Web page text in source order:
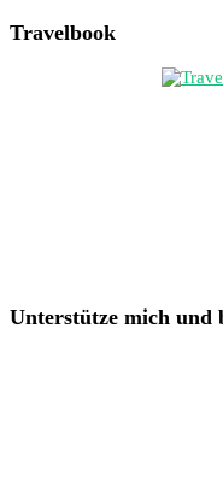
Travelbook
Unterstütze mich und